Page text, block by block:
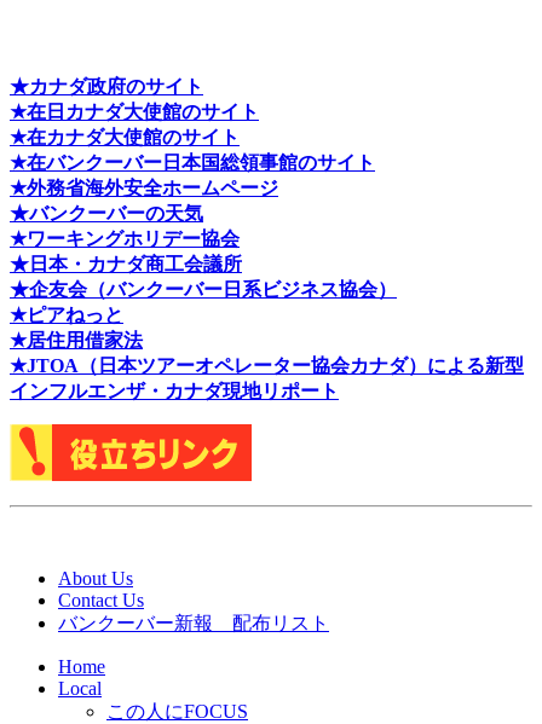
★カナダ政府のサイト
★在日カナダ大使館のサイト
★在カナダ大使館のサイト
★在バンクーバー日本国総領事館のサイト
★外務省海外安全ホームページ
★バンクーバーの天気
★ワーキングホリデー協会
★日本・カナダ商工会議所
★企友会（バンクーバー日系ビジネス協会）
★ピアねっと
★居住用借家法
★JTOA（日本ツアーオペレーター協会カナダ）による新型
インフルエンザ・カナダ現地リポート
About Us
Contact Us
バンクーバー新報 配布リスト
Home
Local
この人にFOCUS